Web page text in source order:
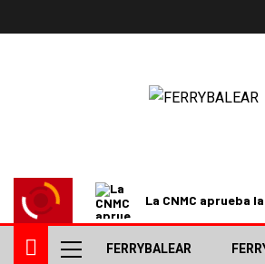
La CNMC aprueba
FERRYBALEAR